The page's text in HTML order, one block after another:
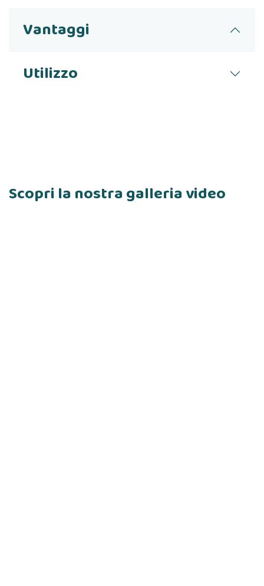
Vantaggi
Utilizzo
Scopri la nostra galleria video